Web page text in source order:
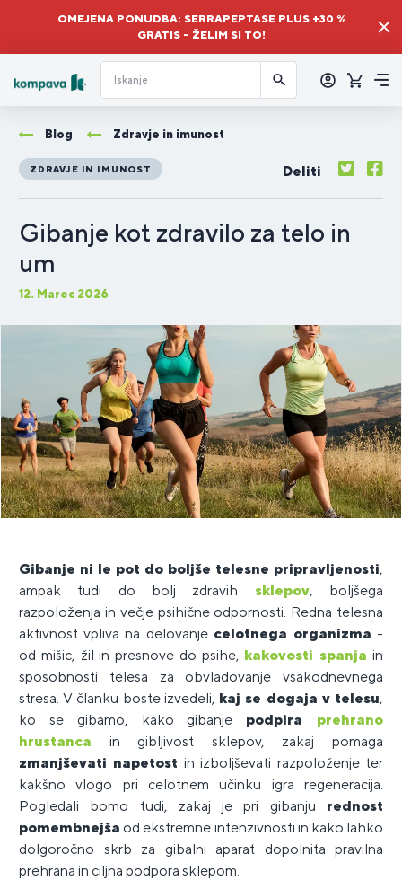
OMEJENA PONUDBA: SERRAPEPTASE PLUS +30 %
GRATIS – ŽELIM SI TO!
Blog Zdravje in imunost
ZDRAVJE IN IMUNOST Deliti
Gibanje kot zdravilo za telo in
um
12. Marec 2026
Gibanje ni le pot do boljše telesne pripravljenosti,
ampak tudi do bolj zdravih sklepov, boljšega
razpoloženja in večje psihične odpornosti. Redna telesna
aktivnost vpliva na delovanje celotnega organizma -
od mišic, žil in presnove do psihe, kakovosti spanja in
sposobnosti telesa za obvladovanje vsakodnevnega
stresa. V članku boste izvedeli, kaj se dogaja v telesu,
ko se gibamo, kako gibanje podpira prehrano
hrustanca in gibljivost sklepov, zakaj pomaga
zmanjševati napetost in izboljševati razpoloženje ter
kakšno vlogo pri celotnem učinku igra regeneracija.
Pogledali bomo tudi, zakaj je pri gibanju rednost
pomembnejša od ekstremne intenzivnosti in kako lahko
dolgoročno skrb za gibalni aparat dopolnita pravilna
prehrana in ciljna podpora sklepom.